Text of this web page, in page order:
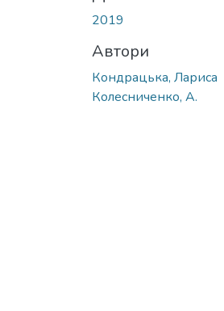
2019
Автори
Кондрацька, Лариса
Колесниченко, А.